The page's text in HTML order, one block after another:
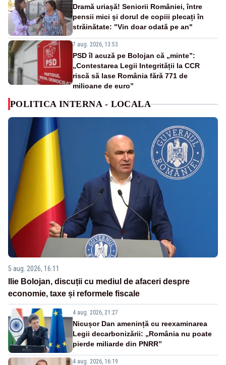
Dramă uriașă! Seniorii României, între
pensii mici și dorul de copiii plecați în
străinătate: "Vin doar odată pe an"
7 aug. 2026, 13:53
PSD îl acuză pe Bolojan că „minte”:
„Contestarea Legii Integrității la CCR
riscă să lase România fără 771 de
milioane de euro”
POLITICA INTERNA - LOCALA
5 aug. 2026, 16:11
Ilie Bolojan, discuții cu mediul de afaceri despre
economie, taxe și reformele fiscale
4 aug. 2026, 21:27
Nicușor Dan amenință cu reexaminarea
Legii decarbonizării: „România nu poate
pierde miliarde din PNRR”
4 aug. 2026, 16:19